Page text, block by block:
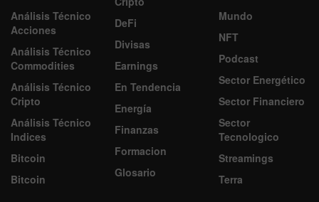
Análisis Técnico
Acciones
Análisis Técnico
Commodities
Análisis Técnico
Cripto
Análisis Técnico
Indices
Bitcoin
Bitcoin
DeFi
Divisas
Earnings
En Tendencia
Energía
Finanzas
Formacion
Glosario
Mundo
NFT
Podcast
Sector Energético
Sector Financiero
Sector
Tecnologico
Streamings
Terra